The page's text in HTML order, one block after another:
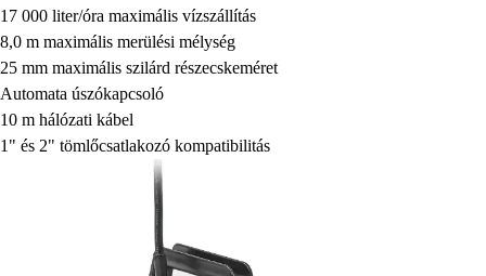
17 000 liter/óra maximális vízszállítás
8,0 m maximális merülési mélység
25 mm maximális szilárd részecskeméret
Automata úszókapcsoló
10 m hálózati kábel
1" és 2" tömlőcsatlakozó kompatibilitás